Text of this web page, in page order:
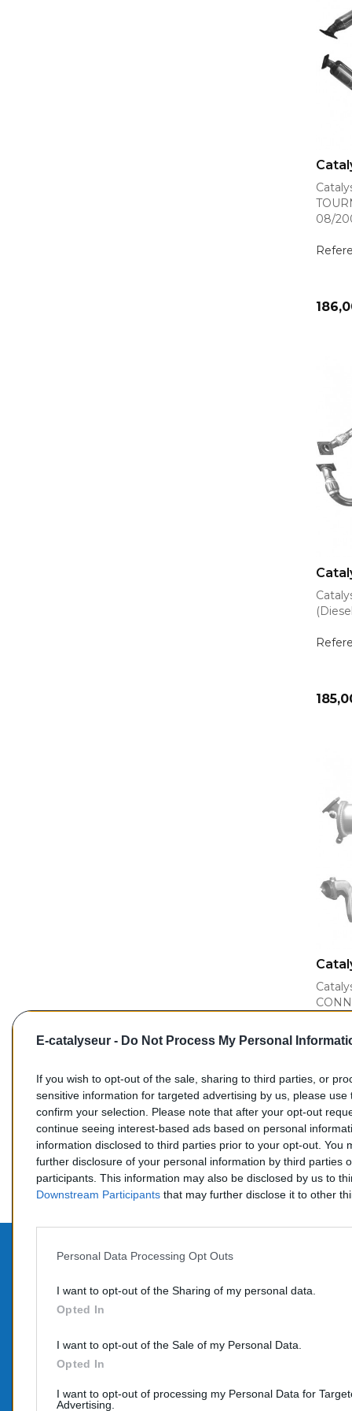
E-catalyseur - Do Not Process My Personal
If you wish to opt-out of the sale, sharing to third parties, or
sensitive information for targeted advertising by us, please
confirm your selection. Please note that after your opt-out
continue seeing interest-based ads based on personal
information disclosed to third parties prior to your opt-out. You
further disclosure of your personal information by third parties
participants. This information may also be disclosed by us to
Downstream Participants that may further disclose it to other
Personal Data Processing Opt Outs
I want to opt-out of the Sharing of my personal data.
Opted In
I want to opt-out of the Sale of my Personal Data.
Opted In
I want to opt-out of processing my Personal Data for
Advertising.
08/
Prix
Prix
Prix
TÉLÉPHONE:
COURRIEL :